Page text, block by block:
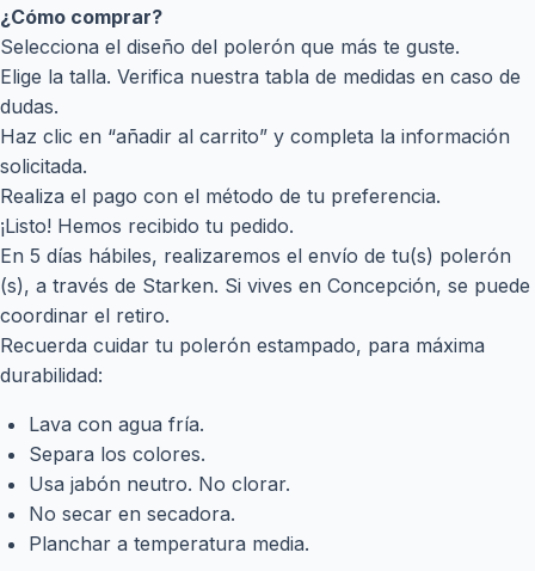
¿Cómo comprar?
Selecciona el diseño del polerón que más te guste.
Elige la talla. Verifica nuestra tabla de medidas en caso de
dudas.
Haz clic en “añadir al carrito” y completa la información
solicitada.
Realiza el pago con el método de tu preferencia.
¡Listo! Hemos recibido tu pedido.
En 5 días hábiles, realizaremos el envío de tu(s) polerón
(s), a través de Starken. Si vives en Concepción, se puede
coordinar el retiro.
Recuerda cuidar tu polerón estampado, para máxima
durabilidad:
Lava con agua fría.
Separa los colores.
Usa jabón neutro. No clorar.
No secar en secadora.
Planchar a temperatura media.